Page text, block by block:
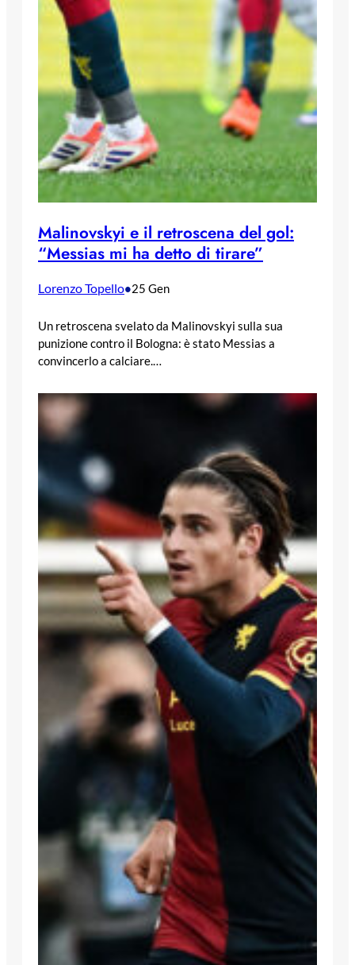
Malinovskyi e il retroscena del gol:
“Messias mi ha detto di tirare”
Lorenzo Topello•25 Gen
Un retroscena svelato da Malinovskyi sulla sua
punizione contro il Bologna: è stato Messias a
convincerlo a calciare.…